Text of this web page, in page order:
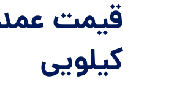
قیمت
کیلویی